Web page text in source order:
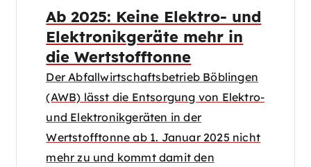
Ab 2025: Keine Elektro- und
Elektronikgeräte mehr in
die Wertstofftonne
Der Abfallwirtschaftsbetrieb Böblingen
(AWB) lässt die Entsorgung von Elektro-
und Elektronikgeräten in der
Wertstofftonne ab 1. Januar 2025 nicht
mehr zu und kommt damit den